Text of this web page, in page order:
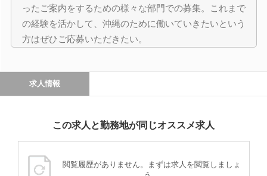
ったご案内をするための様々な部門での募集。これまで
の経験を活かして、沖縄のために働いていきたいという
方はぜひご応募いただきたい。
求人情報
この求人と勤務地が同じオススメ求人
閲覧履歴がありません。まずは求人を閲覧しましょ